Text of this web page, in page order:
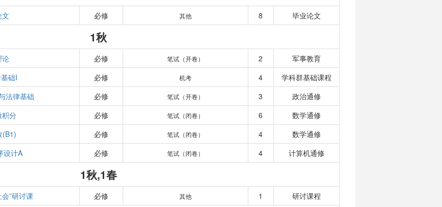
必修 其他 8 毕业论文
1秋
论 必修 笔试（开卷） 2
军事教育
础I 必修 机考 4
学科群基础课程
法律基础 必修 笔试（开卷） 3
政治通修
积分 必修 笔试（闭卷） 6
数学通修
(B1) 必修 笔试（闭卷） 4
数学通修
设计A 必修 笔试（闭卷） 4 计算机通修
1秋,1春
”研讨课 必修 其他 1 研讨课程